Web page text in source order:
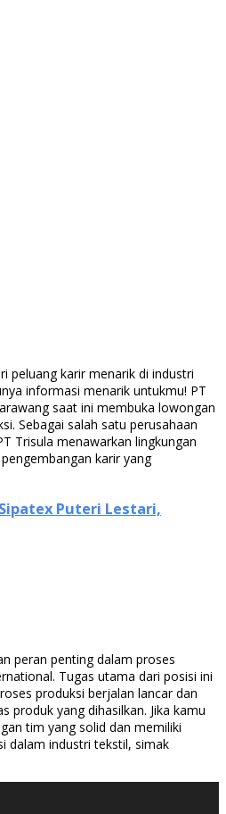
peluang karir menarik di industri
informasi menarik untukmu! PT
saat ini membuka lowongan
Sebagai salah satu perusahaan
Trisula menawarkan lingkungan
karir yang
Puteri Lestari,
peran penting dalam proses
Tugas utama dari posisi ini
produksi berjalan lancar dan
produk yang dihasilkan. Jika kamu
tim yang solid dan memiliki
dalam industri tekstil, simak